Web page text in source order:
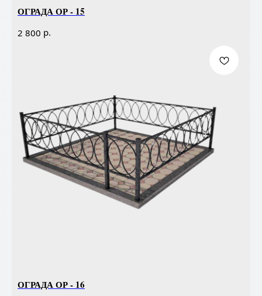
ОГРАДА ОР - 15
2 800 р.
ОГРАДА ОР - 16